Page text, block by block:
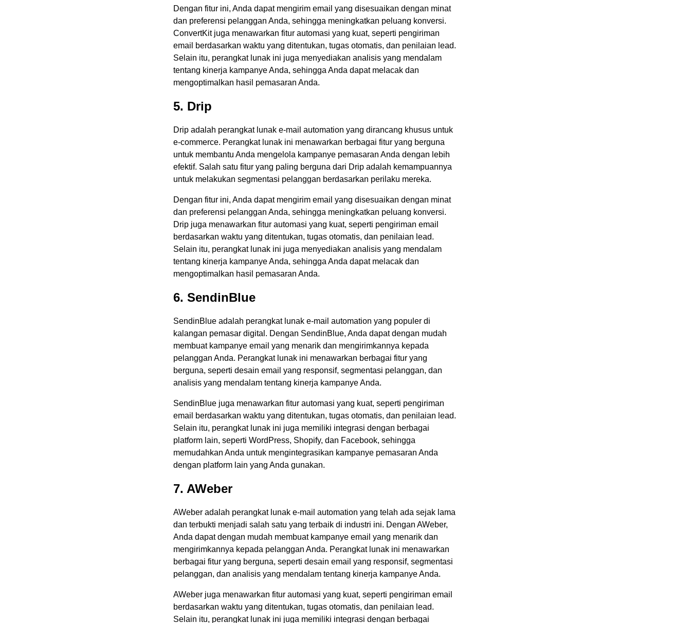
Dengan fitur ini, Anda dapat mengirim email yang disesuaikan dengan minat
dan preferensi pelanggan Anda, sehingga meningkatkan peluang konversi.
ConvertKit juga menawarkan fitur automasi yang kuat, seperti pengiriman
email berdasarkan waktu yang ditentukan, tugas otomatis, dan penilaian lead.
Selain itu, perangkat lunak ini juga menyediakan analisis yang mendalam
tentang kinerja kampanye Anda, sehingga Anda dapat melacak dan
mengoptimalkan hasil pemasaran Anda.
5. Drip
Drip adalah perangkat lunak e-mail automation yang dirancang khusus untuk
e-commerce. Perangkat lunak ini menawarkan berbagai fitur yang berguna
untuk membantu Anda mengelola kampanye pemasaran Anda dengan lebih
efektif. Salah satu fitur yang paling berguna dari Drip adalah kemampuannya
untuk melakukan segmentasi pelanggan berdasarkan perilaku mereka.
Dengan fitur ini, Anda dapat mengirim email yang disesuaikan dengan minat
dan preferensi pelanggan Anda, sehingga meningkatkan peluang konversi.
Drip juga menawarkan fitur automasi yang kuat, seperti pengiriman email
berdasarkan waktu yang ditentukan, tugas otomatis, dan penilaian lead.
Selain itu, perangkat lunak ini juga menyediakan analisis yang mendalam
tentang kinerja kampanye Anda, sehingga Anda dapat melacak dan
mengoptimalkan hasil pemasaran Anda.
6. SendinBlue
SendinBlue adalah perangkat lunak e-mail automation yang populer di
kalangan pemasar digital. Dengan SendinBlue, Anda dapat dengan mudah
membuat kampanye email yang menarik dan mengirimkannya kepada
pelanggan Anda. Perangkat lunak ini menawarkan berbagai fitur yang
berguna, seperti desain email yang responsif, segmentasi pelanggan, dan
analisis yang mendalam tentang kinerja kampanye Anda.
SendinBlue juga menawarkan fitur automasi yang kuat, seperti pengiriman
email berdasarkan waktu yang ditentukan, tugas otomatis, dan penilaian lead.
Selain itu, perangkat lunak ini juga memiliki integrasi dengan berbagai
platform lain, seperti WordPress, Shopify, dan Facebook, sehingga
memudahkan Anda untuk mengintegrasikan kampanye pemasaran Anda
dengan platform lain yang Anda gunakan.
7. AWeber
AWeber adalah perangkat lunak e-mail automation yang telah ada sejak lama
dan terbukti menjadi salah satu yang terbaik di industri ini. Dengan AWeber,
Anda dapat dengan mudah membuat kampanye email yang menarik dan
mengirimkannya kepada pelanggan Anda. Perangkat lunak ini menawarkan
berbagai fitur yang berguna, seperti desain email yang responsif, segmentasi
pelanggan, dan analisis yang mendalam tentang kinerja kampanye Anda.
AWeber juga menawarkan fitur automasi yang kuat, seperti pengiriman email
berdasarkan waktu yang ditentukan, tugas otomatis, dan penilaian lead.
Selain itu, perangkat lunak ini juga memiliki integrasi dengan berbagai